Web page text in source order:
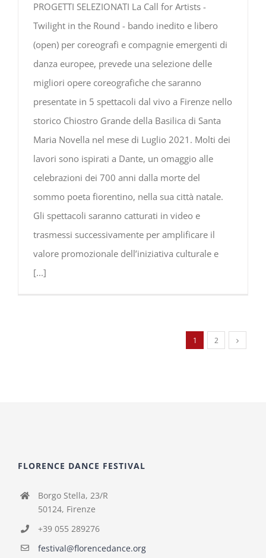
PROGETTI SELEZIONATI La Call for Artists -
Twilight in the Round - bando inedito e libero
(open) per coreografi e compagnie emergenti di
danza europee, prevede una selezione delle
migliori opere coreografiche che saranno
presentate in 5 spettacoli dal vivo a Firenze nello
storico Chiostro Grande della Basilica di Santa
Maria Novella nel mese di Luglio 2021. Molti dei
lavori sono ispirati a Dante, un omaggio alle
celebrazioni dei 700 anni dalla morte del
sommo poeta fiorentino, nella sua città natale.
Gli spettacoli saranno catturati in video e
trasmessi successivamente per amplificare il
valore promozionale dell’iniziativa culturale e
[...]
1 2
FLORENCE DANCE FESTIVAL
Borgo Stella, 23/R
50124, Firenze
+39 055 289276
festival@florencedance.org